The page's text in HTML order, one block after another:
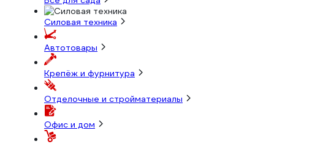
Силовая техника
Автотовары
Крепёж и фурнитура
Отделочные и стройматериалы
Офис и дом